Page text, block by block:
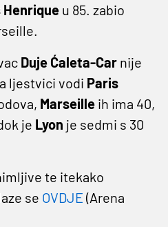
Henrique u 85. zabio
Duje Ćaleta-Car nije
ljestvici vodi Paris
Marseille ih ima 40,
je Lyon je sedmi s 30
te itekako
se OVDJE (Arena